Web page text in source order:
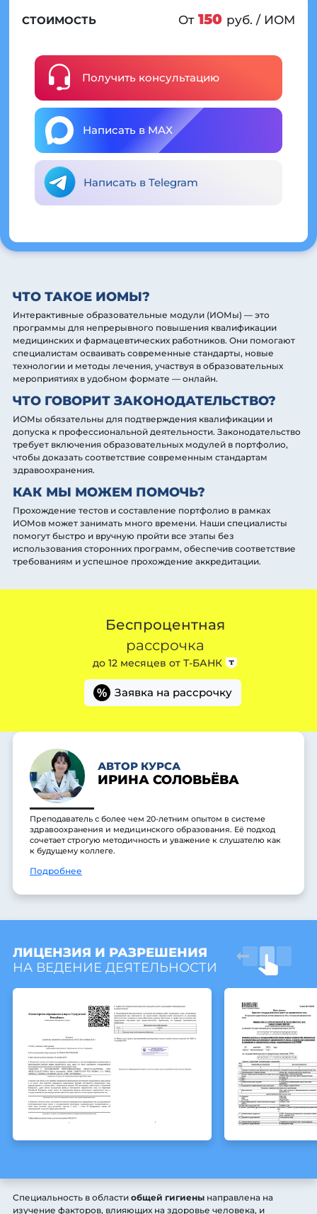
СТОИМОСТЬ От 150 руб. / ИОМ
Получить консультацию
Написать в MAX
Написать в Telegram
ЧТО ТАКОЕ ИОМЫ?
Интерактивные образовательные модули (ИОМы) — это
программы для непрерывного повышения квалификации
медицинских и фармацевтических работников. Они помогают
специалистам осваивать современные стандарты, новые
технологии и методы лечения, участвуя в образовательных
мероприятиях в удобном формате — онлайн.
ЧТО ГОВОРИТ ЗАКОНОДАТЕЛЬСТВО?
ИОМы обязательны для подтверждения квалификации и
допуска к профессиональной деятельности. Законодательство
требует включения образовательных модулей в портфолио,
чтобы доказать соответствие современным стандартам
здравоохранения.
КАК МЫ МОЖЕМ ПОМОЧЬ?
Прохождение тестов и составление портфолио в рамках
ИОМов может занимать много времени. Наши специалисты
помогут быстро и вручную пройти все этапы без
использования сторонних программ, обеспечив соответствие
требованиям и успешное прохождение аккредитации.
Беспроцентная
рассрочка
до 12 месяцев от Т-БАНК
% Заявка на рассрочку
АВТОР КУРСА
ИРИНА СОЛОВЬЁВА
Преподаватель с более чем 20-летним опытом в системе
здравоохранения и медицинского образования. Её подход
сочетает строгую методичность и уважение к слушателю как
к будущему коллеге.
Подробнее
ЛИЦЕНЗИЯ И РАЗРЕШЕНИЯ
НА ВЕДЕНИЕ ДЕЯТЕЛЬНОСТИ
Специальность в области общей гигиены направлена на
изучение факторов, влияющих на здоровье человека, и